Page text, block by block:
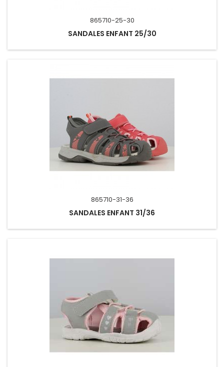
865710-25-30
SANDALES ENFANT 25/30
865710-31-36
SANDALES ENFANT 31/36